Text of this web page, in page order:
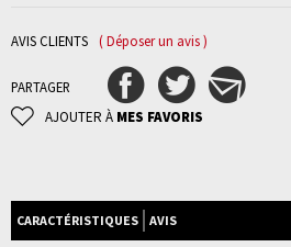
AVIS CLIENTS ( Déposer un avis )
PARTAGER
AJOUTER À MES FAVORIS
CARACTÉRISTIQUES AVIS